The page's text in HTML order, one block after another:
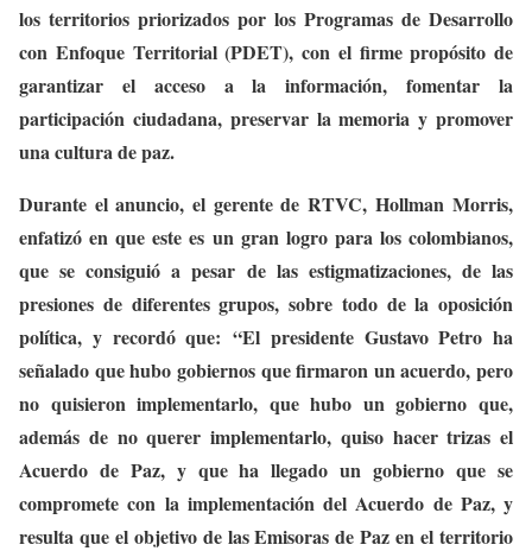
los territorios priorizados por los Programas de Desarrollo
con Enfoque Territorial (PDET), con el firme propósito de
garantizar el acceso a la información, fomentar la
participación ciudadana, preservar la memoria y promover
una cultura de paz.
Durante el anuncio, el gerente de RTVC, Hollman Morris,
enfatizó en que este es un gran logro para los colombianos,
que se consiguió a pesar de las estigmatizaciones, de las
presiones de diferentes grupos, sobre todo de la oposición
política, y recordó que: “El presidente Gustavo Petro ha
señalado que hubo gobiernos que firmaron un acuerdo, pero
no quisieron implementarlo, que hubo un gobierno que,
además de no querer implementarlo, quiso hacer trizas el
Acuerdo de Paz, y que ha llegado un gobierno que se
compromete con la implementación del Acuerdo de Paz, y
resulta que el objetivo de las Emisoras de Paz en el territorio